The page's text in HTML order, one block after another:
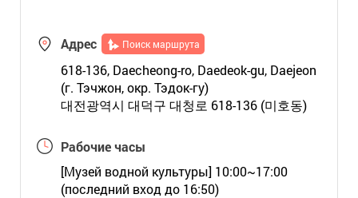
Адрес Поиск маршрута
618-136, Daecheong-ro, Daedeok-gu, Daejeon
(г. Тэчжон, окр. Тэдок-гу)
대전광역시 대덕구 대청로 618-136 (미호동)
Рабочие часы
[Музей водной культуры] 10:00~17:00
(последний вход до 16:50)